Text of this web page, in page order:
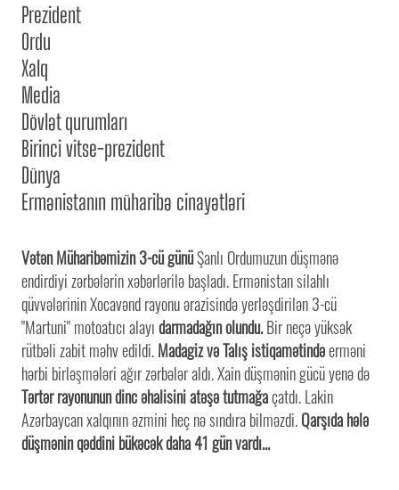
Prezident
Ordu
Xalq
Media
Dövlət qurumları
Birinci vitse-prezident
Dünya
Ermənistanın müharibə cinayətləri
Vətən Müharibəmizin 3-cü günüŞanlı Ordumuzun düşmənə
endirdiyi zərbələrin xəbərlərilə başladı. Ermənistan silahlı
qüvvələrinin Xocavənd rayonu ərazisində yerləşdirilən 3-cü
"Martuni" motoatıcı alayıdarmadağın olundu.Bir neçə yüksək
rütbəli zabit məhv edildi.Madagiz və Talış istiqamətindəerməni
hərbi birləşmələri ağır zərbələr aldı. Xain düşmənin gücü yenə də
Tərtər rayonunun dinc əhalisini atəşə tutmağaçatdı. Lakin
Azərbaycan xalqının əzmini heç nə sındıra bilməzdi.Qarşıda hələ
düşmənin qəddini bükəcək daha 41 gün vardı...